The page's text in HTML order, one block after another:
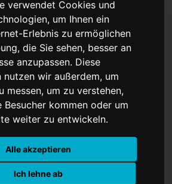
verwendet Cookies und
um Ihnen ein
Erlebnis zu ermöglichen
die Sie sehen, besser an
anzupassen. Diese
nutzen wir außerdem, um
messen, um zu verstehen,
Besucher kommen oder um
weiter zu entwickeln.
Alle akzeptieren
Ich lehne ab
Eisenstange